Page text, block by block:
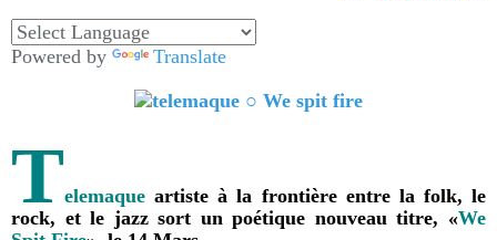
Powered by Translate
Telemaque artiste à la frontière entre la folk, le
rock, et le jazz sort un poétique nouveau titre, «We